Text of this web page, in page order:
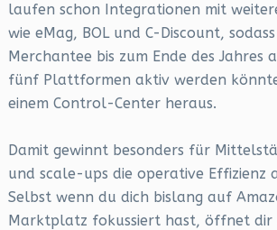
laufen schon Integrationen mit
wie eMag, BOL und C-Discount,
Merchantee bis zum Ende des Jahres
fünf Plattformen aktiv werden
einem Control-Center heraus.
Damit gewinnt besonders für
und scale-ups die operative Effizienz
Selbst wenn du dich bislang auf
Marktplatz fokussiert hast, öffnet dir